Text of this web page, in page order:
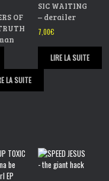
OF
LA SUITE
SIC WAITING
– derailer
7,00€
LIRE LA SUITE